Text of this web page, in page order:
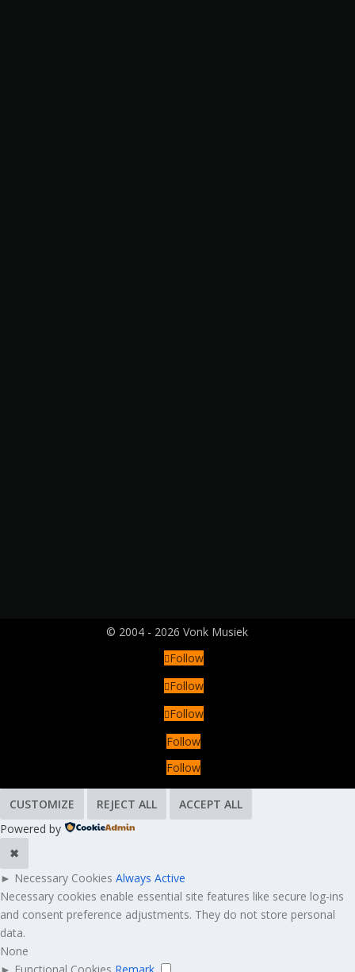
© 2004 - 2026 Vonk Musiek
Follow
Follow
Follow
Follow
Follow
CUSTOMIZE REJECT ALL
ACCEPT ALL
Powered by
✖
► Necessary Cookies Always Active
Necessary cookies enable essential site features like secure log-ins
and consent preference adjustments. They do not store personal
data.
None